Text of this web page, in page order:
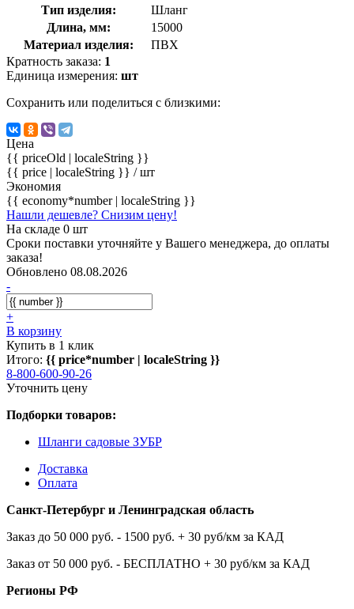
Тип изделия:
Шланг
Длина, мм:
15000
Материал изделия:
ПВХ
Кратность заказа: 1
Единица измерения: шт
Сохранить или поделиться с близкими:
Цена
{{ priceOld | localeString }}
{{ price | localeString }} / шт
Экономия
{{ economy*number | localeString }}
Нашли дешевле? Снизим цену!
На складе 0 шт
Сроки поставки уточняйте у Вашего менеджера, до оплаты
заказа!
Обновлено 08.08.2026
-
+
В корзину
Купить в 1 клик
Итого: {{ price*number | localeString }}
8-800-600-90-26
Уточнить цену
Подборки товаров:
Шланги садовые ЗУБР
Доставка
Оплата
Санкт-Петербург и Ленинградская область
Заказ до 50 000 руб. - 1500 руб. + 30 руб/км за КАД
Заказ от 50 000 руб. - БЕСПЛАТНО + 30 руб/км за КАД
Регионы РФ